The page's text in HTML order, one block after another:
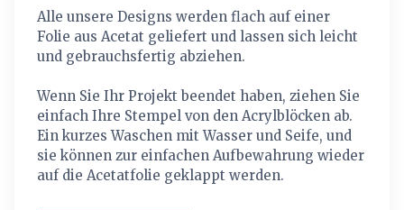
Alle unsere Designs werden flach auf einer
Folie aus Acetat geliefert und lassen sich leicht
und gebrauchsfertig abziehen.
Wenn Sie Ihr Projekt beendet haben, ziehen Sie
einfach Ihre Stempel von den Acrylblöcken ab.
Ein kurzes Waschen mit Wasser und Seife, und
sie können zur einfachen Aufbewahrung wieder
auf die Acetatfolie geklappt werden.